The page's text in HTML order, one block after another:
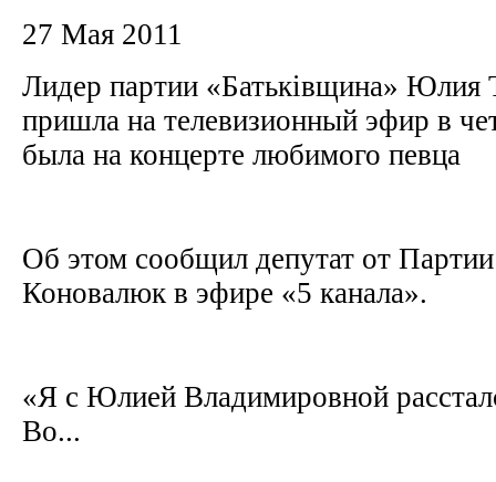
27 Мая 2011
Лидер партии «Батьківщина» Юлия
пришла на телевизионный эфир в
была на концерте любимого певца
Об этом сообщил депутат от
Коновалюк в эфире «5 канала».
«Я с Юлией Владимировной
Во...